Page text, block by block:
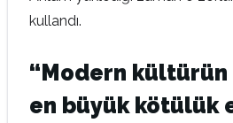
kullandı.
“Modern kültürün
en büyük kötülük